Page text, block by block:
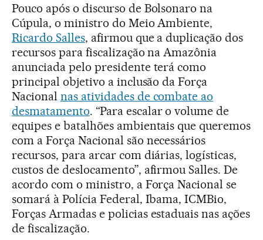
Pouco após o discurso de Bolsonaro na
Cúpula, o ministro do Meio Ambiente,
Ricardo Salles, afirmou que a duplicação dos
recursos para fiscalização na Amazônia
anunciada pelo presidente terá como
principal objetivo a inclusão da Força
Nacional nas atividades de combate ao
desmatamento. “Para escalar o volume de
equipes e batalhões ambientais que queremos
com a Força Nacional são necessários
recursos, para arcar com diárias, logísticas,
custos de deslocamento”, afirmou Salles. De
acordo com o ministro, a Força Nacional se
somará à Polícia Federal, Ibama, ICMBio,
Forças Armadas e policias estaduais nas ações
de fiscalização.